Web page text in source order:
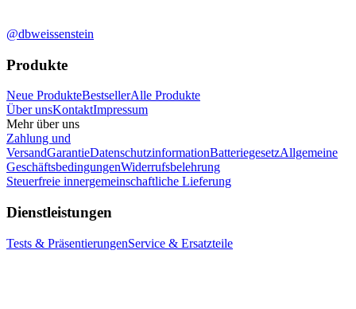
@dbweissenstein
Produkte
Neue ProdukteBestsellerAlle Produkte
Über unsKontaktImpressum
Mehr über uns
Zahlung und
VersandGarantieDatenschutzinformationBatteriegesetzAllgemeine
GeschäftsbedingungenWiderrufsbelehrung
Steuerfreie innergemeinschaftliche Lieferung
Dienstleistungen
Tests & PräsentierungenService & Ersatzteile